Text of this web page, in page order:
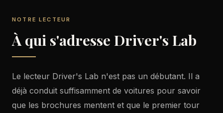
NOTRE LECTEUR
À qui s'adresse Driver's Lab
Le lecteur Driver's Lab n'est pas un débutant. Il a
déjà conduit suffisamment de voitures pour savoir
que les brochures mentent et que le premier tour